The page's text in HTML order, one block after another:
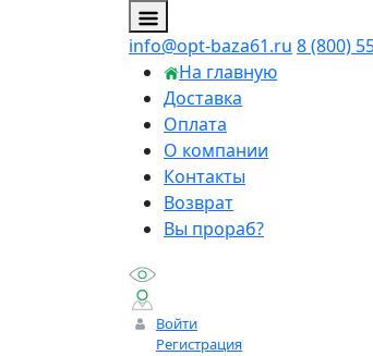
info@opt-baza61.ru 8 (800)
На главную
Доставка
Оплата
О компании
Контакты
Возврат
Вы прораб?
Войти
Регистрация